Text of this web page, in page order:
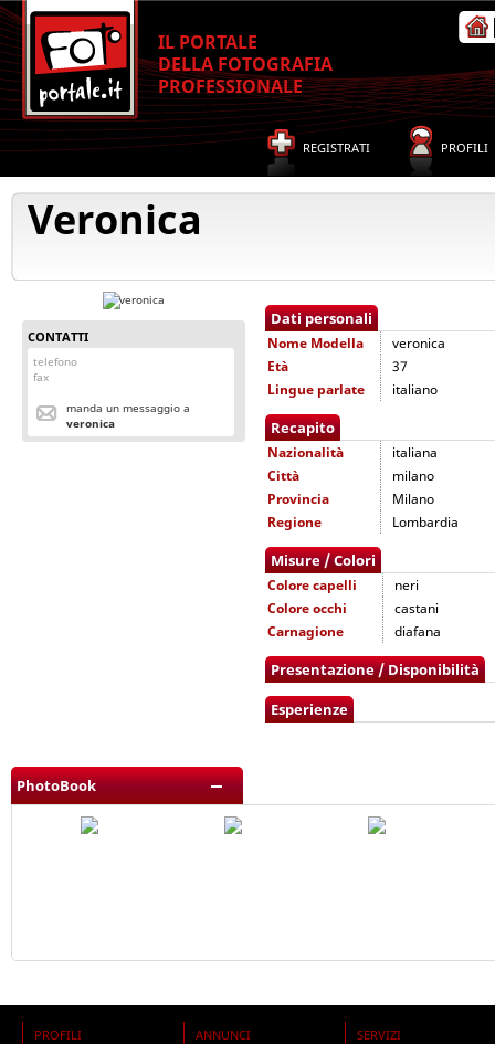
IL PORTALE
DELLA FOTOGRAFIA
PROFESSIONALE
REGISTRATI PROFILI
Veronica
CONTATTI
telefono
fax
manda un messaggio a
veronica
Dati personali
Nome Modella
veronica
Età
37
Lingue parlate
italiano
Recapito
Nazionalità
italiana
Città
milano
Provincia
Milano
Regione
Lombardia
Misure / Colori
Colore capelli
neri
Colore occhi
castani
Carnagione
diafana
Presentazione / Disponibilità
Esperienze
PhotoBook
PROFILI
ANNUNCI
SERVIZI